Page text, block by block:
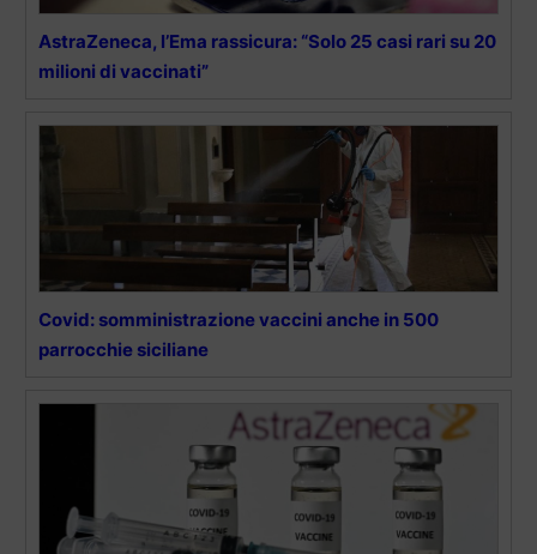
AstraZeneca, l’Ema rassicura: “Solo 25 casi rari su 20
milioni di vaccinati”
Covid: somministrazione vaccini anche in 500
parrocchie siciliane